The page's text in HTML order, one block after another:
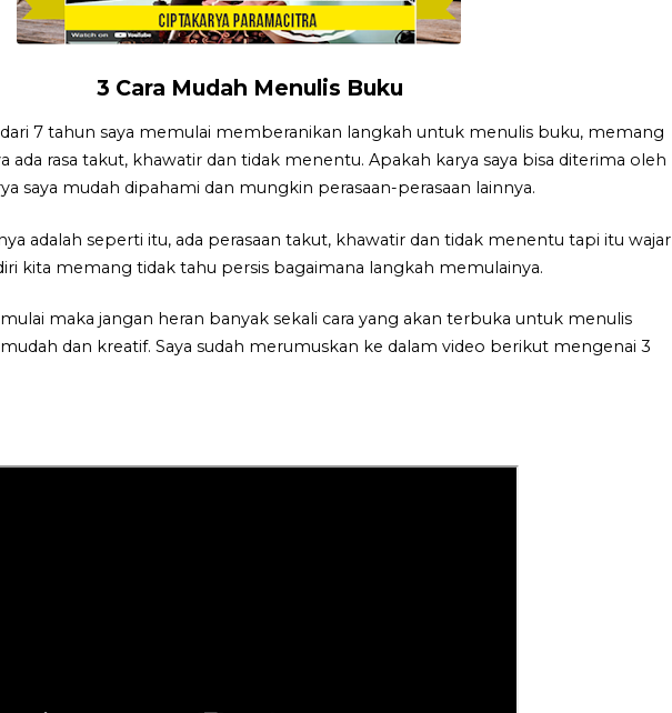
3 Cara Mudah Menulis Buku
7 tahun saya memulai memberanikan langkah untuk menulis buku, memang
ada rasa takut, khawatir dan tidak menentu. Apakah karya saya bisa diterima oleh
saya mudah dipahami dan mungkin perasaan-perasaan lainnya.
adalah seperti itu, ada perasaan takut, khawatir dan tidak menentu tapi itu wajar
kita memang tidak tahu persis bagaimana langkah memulainya.
maka jangan heran banyak sekali cara yang akan terbuka untuk menulis
dan kreatif. Saya sudah merumuskan ke dalam video berikut mengenai 3